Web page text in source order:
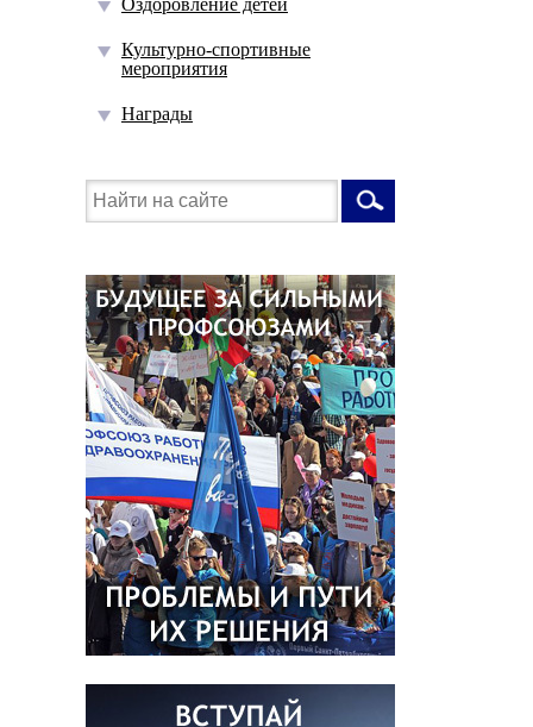
Оздоровление детей
Культурно-спортивные
мероприятия
Награды